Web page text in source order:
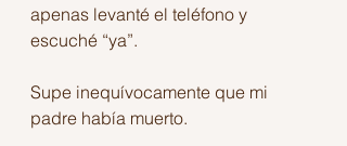
apenas levanté el teléfono y
escuché “ya”.
Supe inequívocamente que mi
padre había muerto.